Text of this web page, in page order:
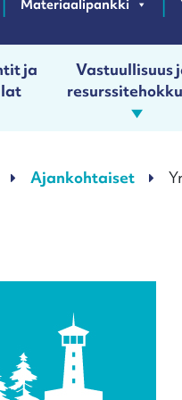
Materiaalipankki
ja
Vastuullisuus
Ajankohtaiset